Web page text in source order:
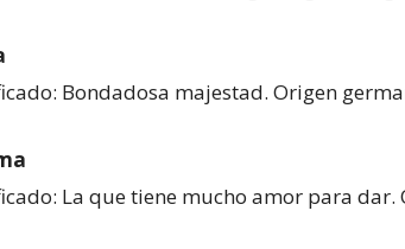
Bondadosa majestad. Origen
La que tiene mucho amor para dar.